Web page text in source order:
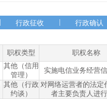
行政征收 行政确认
职权类型 职权名称
其他（信用
管理）
实施电信业务经营
其他（行政
约谈）
对网络运营者的法定
者主要负责人进